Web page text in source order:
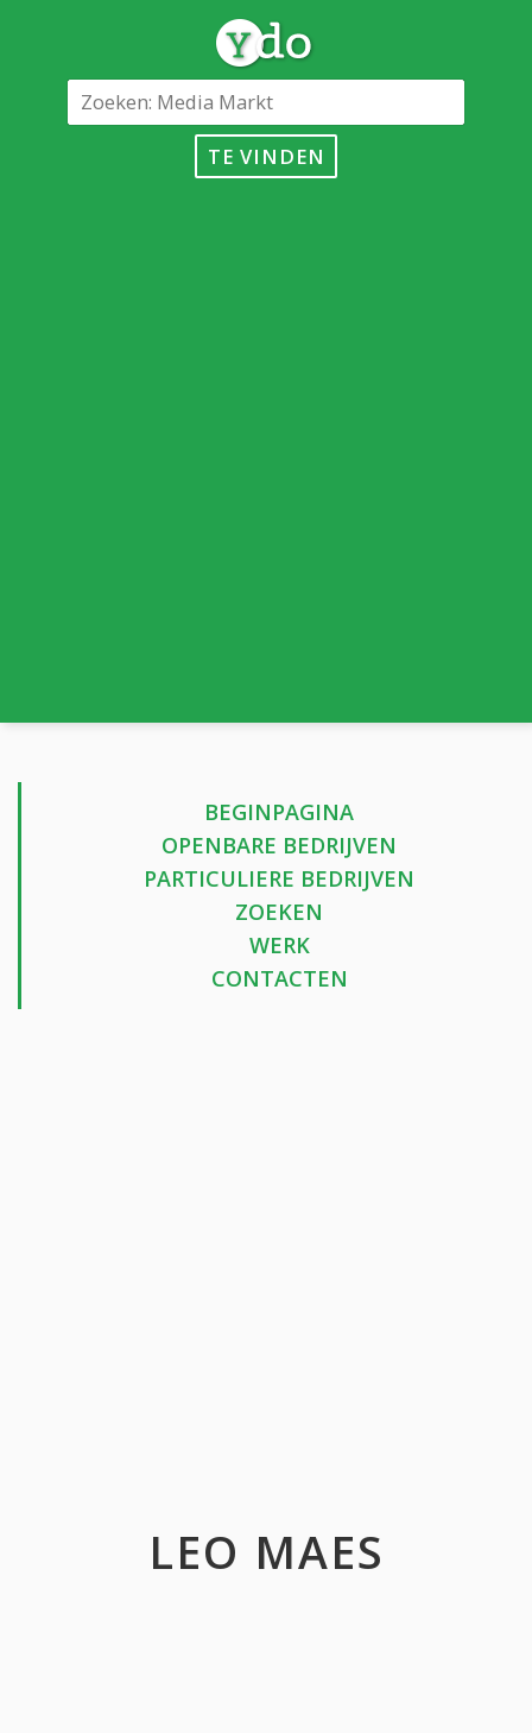
TE VINDEN
BEGINPAGINA
OPENBARE BEDRIJVEN
PARTICULIERE BEDRIJVEN
ZOEKEN
WERK
CONTACTEN
LEO MAES